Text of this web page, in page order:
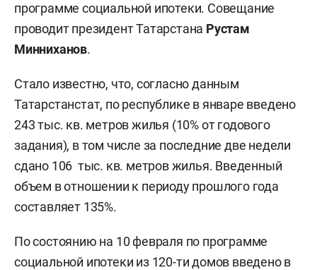
программе социальной ипотеки. Совещание
проводит президент Татарстана Рустам
Минниханов.
Стало известно, что, согласно данным
Татарстанстат, по республике в январе введено
243 тыс. кв. метров жилья (10% от годового
задания), в том числе за последние две недели
сдано 106 тыс. кв. метров жилья. Введенный
объем в отношении к периоду прошлого года
составляет 135%.
По состоянию на 10 февраля по программе
социальной ипотеки из 120-ти домов введено в